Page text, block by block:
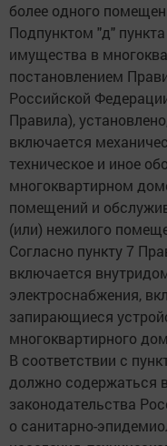
более одного
Подпунктом "д"
имущества в
постановлением
Российской
Правила),
включается
техническое и иное
многоквартирном
помещений и
(или) нежилого
Согласно пункту 7
включается
электроснабжения,
запирающиеся
многоквартирного
В соответствии с
должно содержаться
законодательства
о санитарно-